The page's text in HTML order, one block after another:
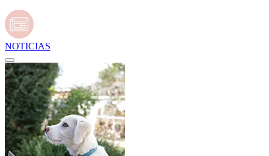
NOTICIAS